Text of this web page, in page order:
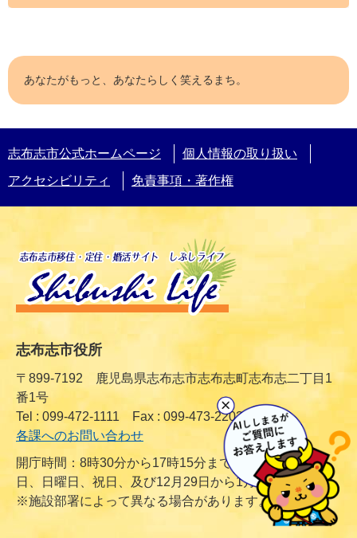
あなたがもっと、あなたらしく笑えるまち。
志布志市公式ホームページ
個人情報の取り扱い
アクセシビリティ
免責事項・著作権
志布志市役所
〒899-7192 鹿児島県志布志市志布志町志布志二丁目1
番1号
Tel : 099-472-1111 Fax : 099-473-2203
各課へのお問い合わせ
開庁時間：8時30分から17時15分まで（ただし、土曜
日、日曜日、祝日、及び12月29日から1月3日は除く）
※施設部署によって異なる場合があります。